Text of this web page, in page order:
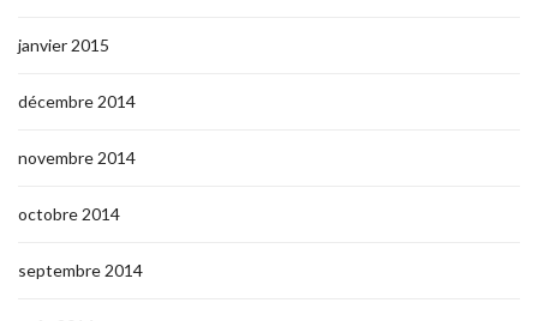
janvier 2015
décembre 2014
novembre 2014
octobre 2014
septembre 2014